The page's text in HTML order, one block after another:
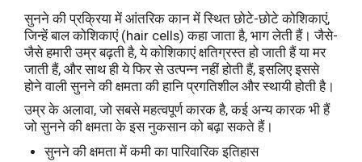
सुनने की प्रक्रिया में आंतरिक कान में स्थित छोटे-छोटे कोशिकाएं,
जिन्हें बाल कोशिकाएं (hair cells) कहा जाता है, भाग लेती हैं। जैसे-
जैसे हमारी उम्र बढ़ती है, ये कोशिकाएं क्षतिग्रस्त हो जाती हैं या मर
जाती हैं, और साथ ही ये फिर से उत्पन्न नहीं होती हैं, इसलिए इससे
होने वाली सुनने की क्षमता की हानि प्रगतिशील और स्थायी होती है।
उम्र के अलावा, जो सबसे महत्वपूर्ण कारक है, कई अन्य कारक भी हैं
जो सुनने की क्षमता के इस नुकसान को बढ़ा सकते हैं।
सुनने की क्षमता में कमी का पारिवारिक इतिहास